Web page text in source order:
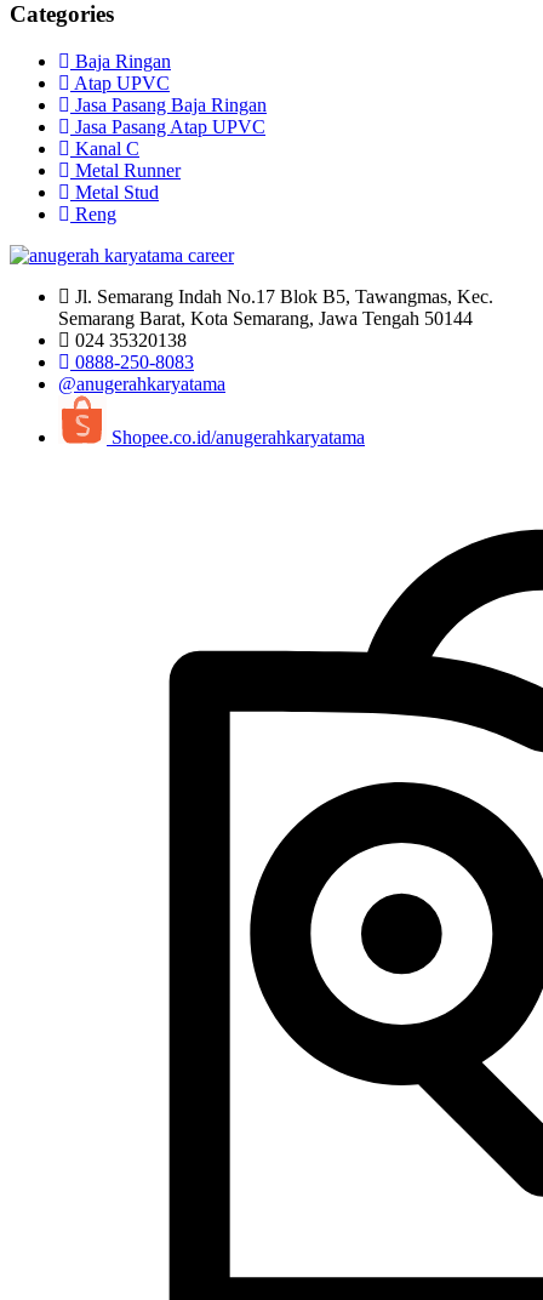
Categories
Baja Ringan
Atap UPVC
Jasa Pasang Baja Ringan
Jasa Pasang Atap UPVC
Kanal C
Metal Runner
Metal Stud
Reng
Jl. Semarang Indah No.17 Blok B5, Tawangmas, Kec.
Semarang Barat, Kota Semarang, Jawa Tengah 50144
024 35320138
0888-250-8083
@anugerahkaryatama
Shopee.co.id/anugerahkaryatama